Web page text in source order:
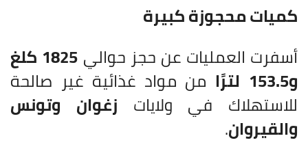
كميات محجوزة كبيرة
أسفرت العمليات عن حجز حوالي
1825 كلغ
و153.5 لترًا من مواد غذائية غير صالحة
للاستهلاك في ولايات زغوان وتونس
والقيروان.